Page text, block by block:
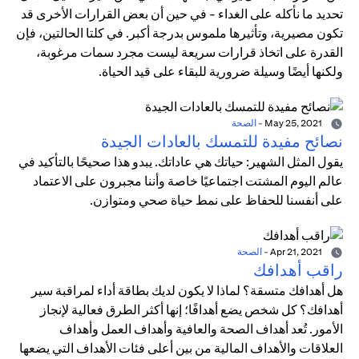
تحديد ما نأكله على الغداء - في حين أن بعض القرارات الأخرى قد
تكون مصيرية، وتأثيرها ملموس بدرجة أكبر. في كلتا الحالتين، فإن
القدرة على اتخاذ قرارات سريعة ليست مجرد سمات مرغوبة،
ولكنها أيضًا وسيلة ضرورية للبقاء على قيد الحياة.
- الصحة
نصائح مفيدة للتمسك بالعادات الجيدة
يقول المثل الشهير: حياتك هي عاداتك. يبدو هذا صحيحًا بالتأكيد في
عالم اليوم المشتت اجتماعيًا خاصة وأننا مجبرون على الاعتماد
على أنفسنا للحفاظ على نمط حياة صحي ومتوازن.
- الصحة
راقب أهدافك
هل أهدافك متسقة؟ لماذا لا يكون لديك بطاقة أداء لمراقبة سير
أهدافك؟ كل شخص يضع أهدافًا؛ إنها أكثر الطرق فعالية لإنجاز
الأمور. تُعد أهداف الصحة والعافية وأهداف العمل وأهداف
العلاقات والأهداف المالية من بين أعلى فئات الأهداف التي يضعها